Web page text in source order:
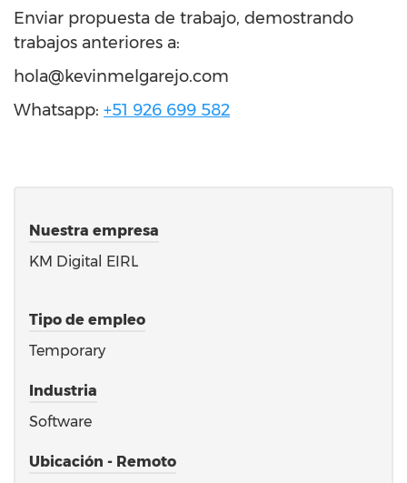
Enviar propuesta de trabajo, demostrando
trabajos anteriores a:
hola@kevinmelgarejo.com
Whatsapp: +51 926 699 582
Nuestra empresa
KM Digital EIRL
Tipo de empleo
Temporary
Industria
Software
Ubicación - Remoto